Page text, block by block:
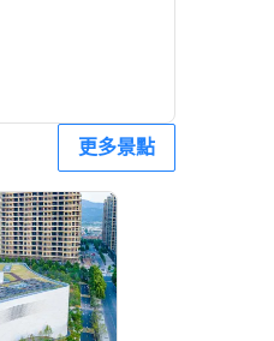
更多景點